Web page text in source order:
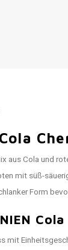
Cola
aus Cola und
mit süß-
Form
mit